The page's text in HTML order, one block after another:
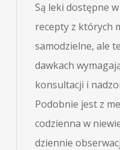
Są leki dostępne
recepty z których
samodzielne, ale
dawkach
konsultacji i
Podobnie jest z
codzienna w
dziennie